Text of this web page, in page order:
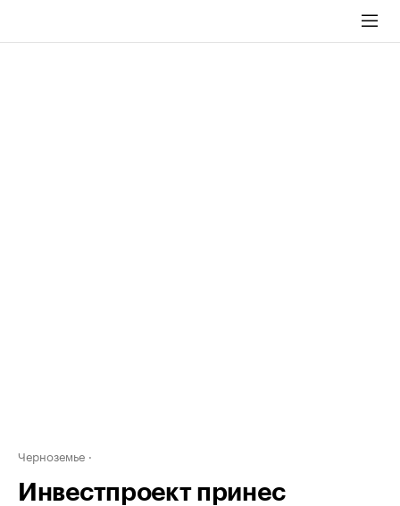
Черноземье
Инвестпроект принес